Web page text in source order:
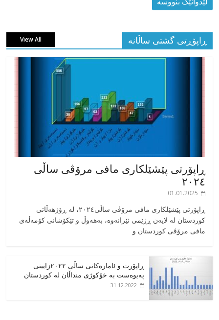
ڕاپۆڕتی گشتی ساڵانه View All
ڕاپۆرتی پێشێلکاری مافی مرۆڤی ساڵی
٢٠٢٤
01.01.2025
‎ڕاپۆرتی پێشێلکاری مافی مرۆڤی ساڵی٢٠٢٤، له ڕۆژهەڵاتی
کوردستان له لایەن ڕژێمی ئێرانەوە، بە‎هەوڵ و تێکۆشانی کۆمەڵەی
مافی مرۆڤی کوردستان و
ڕاپۆرت و ئامارەکانی ساڵی ٢٠٢٢زایینی
پەیوەست بە خۆکوژی منداڵان لە کوردستان
31.12.2022